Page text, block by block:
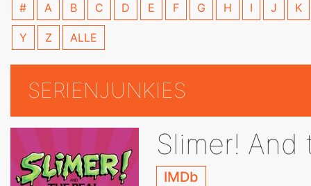
# A B C D E F G H I J K
Y Z ALLE
SERIENJUNKIES
Slimer!
IMDb